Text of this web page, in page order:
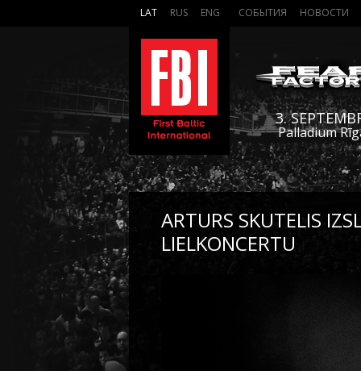
LAT RUS ENG СОБЫТИЯ НОВОСТИ
3.
Palladium
ARTURS SKUTELIS
LIELKONCERTU